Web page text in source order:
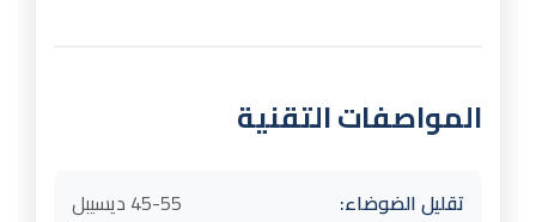
المواصفات التقنية
تقليل الضوضاء: 45-55 ديسيبل